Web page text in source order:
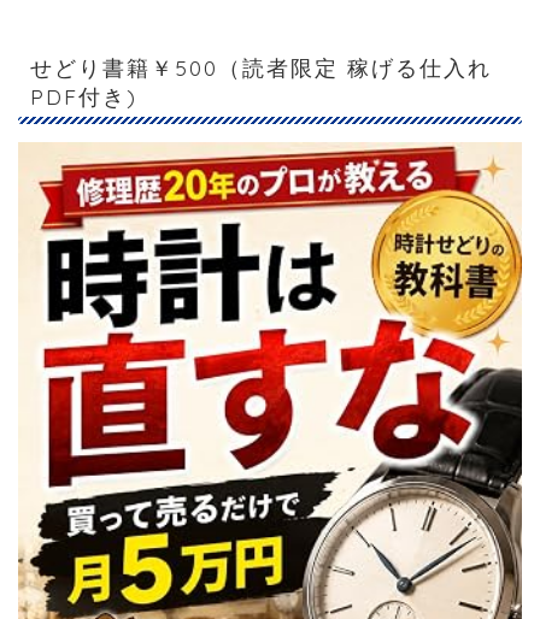
せどり書籍￥500（読者限定 稼げる仕入れ
PDF付き)